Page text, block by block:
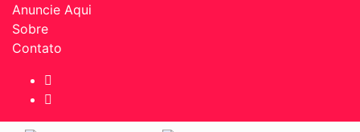
Anuncie Aqui
Sobre
Contato